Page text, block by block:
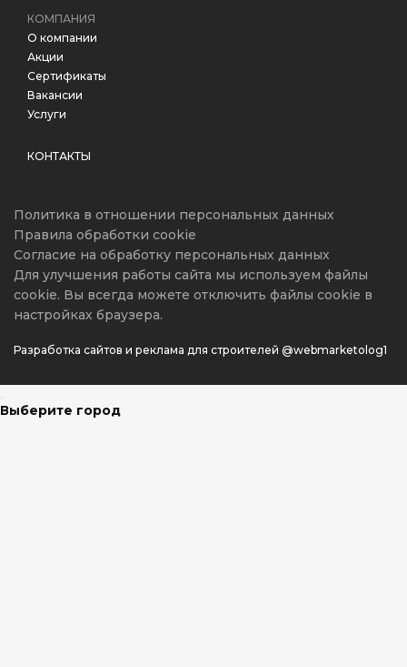
КОМПАНИЯ
О компании
Акции
Сертификаты
Вакансии
Услуги
КОНТАКТЫ
Политика в отношении персональных данных
Правила обработки cookie
Согласие на обработку персональных данных
Для улучшения работы сайта мы используем файлы
cookie. Вы всегда можете отключить файлы cookie в
настройках браузера.
Разработка сайтов и реклама для строителей @webmarketolog1
Выберите город